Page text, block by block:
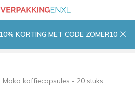
KORTING MET CODE ZOMER10
koffiecapsules - 20 stuks